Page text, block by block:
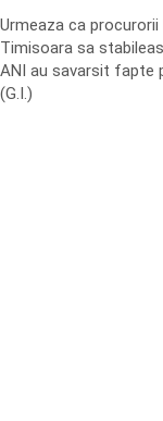
Urmeaza ca
Timisoara sa
ANI au savarsit fapte
(G.I.)